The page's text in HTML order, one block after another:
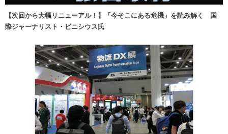
【次回から大幅リニューアル！】「今そこにある危機」を読み解く 国
際ジャーナリスト・ビニシウス氏